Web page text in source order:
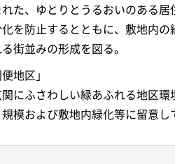
た、ゆとりとうるおいのある居
を防止するとともに、敷地内の
街並みの形成を図る。
地区」
にふさわしい緑あふれる地区環
模および敷地内緑化等に留意し